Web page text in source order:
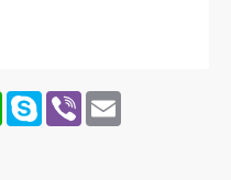
WhatsApp
SkypeViberEmail